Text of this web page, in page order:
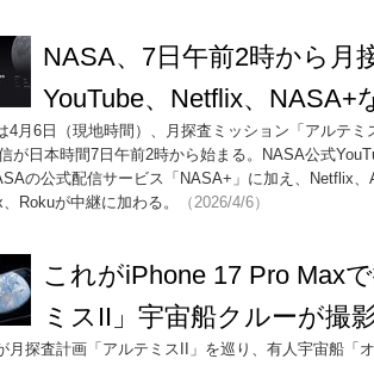
NASA、7日午前2時から
YouTube、Netflix、NASA+
4月6日（現地時間）、月探査ミッション「アルテ
が日本時間7日午前2時から始まる。NASA公式
の公式配信サービス「NASA+」に加え、Netflix、
Rokuが中継に加わる。
（2026/4/6）
これがiPhone 17 Pro Max
ミスII」宇宙船クルーが撮
月探査計画「アルテミスII」を巡り、有人宇宙船「